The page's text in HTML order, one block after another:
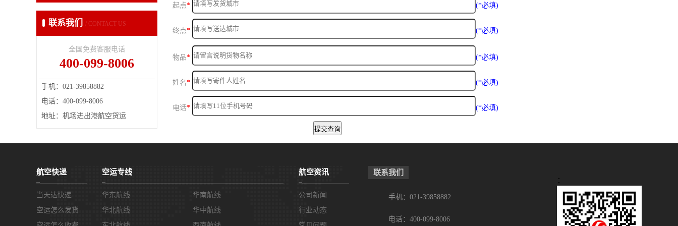
联系我们 / CONTACT US
全国免费客服电话
400-099-8006
手机：021-39858882
电话：400-099-8006
地址：机场进出港航空货运
起点* (*必填)
终点* (*必填)
物品* (*必填)
姓名* (*必填)
电话* (*必填)
航空快递
当天达快递
空运怎么发货
空运专线
华东航线
华南航线
华北航线
华中航线
航空资讯
公司新闻
行业动态
：
联系我们
手机：021-39858882
电话：400-099-8006